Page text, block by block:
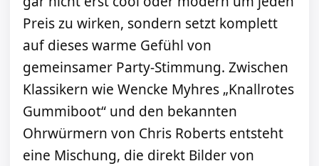
Preis zu wirken, sondern setzt komplett
auf dieses warme Gefühl von
gemeinsamer Party-Stimmung. Zwischen
Klassikern wie Wencke Myhres „Knallrotes
Gummiboot“ und den bekannten
Ohrwürmern von Chris Roberts entsteht
eine Mischung, die direkt Bilder von